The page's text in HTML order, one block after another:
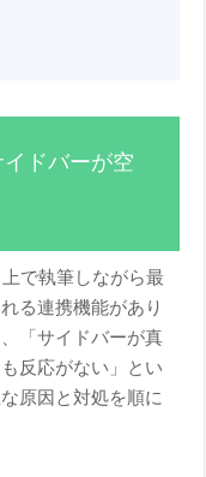
ドバーが空
で執筆しながら最
る連携機能があり
「サイドバーが真
反応がない」とい
原因と対処を順に